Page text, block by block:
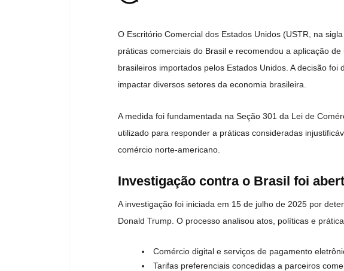
O Escritório Comercial dos Estados Unidos (USTR, na
práticas comerciais do Brasil e recomendou a aplicação
brasileiros importados pelos Estados Unidos. A decisão
impactar diversos setores da economia brasileira.
A medida foi fundamentada na Seção 301 da Lei de
utilizado para responder a práticas consideradas
comércio norte-americano.
Investigação contra o Brasil foi
A investigação foi iniciada em 15 de julho de 2025 por
Donald Trump . O processo analisou atos, políticas e
Comércio digital e serviços de pagamento
Tarifas preferenciais concedidas a parceiros